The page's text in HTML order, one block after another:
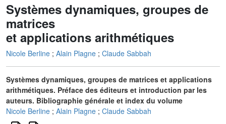
Systèmes dynamiques, groupes de
matrices
et applications arithmétiques
Nicole Berline ; Alain Plagne ; Claude Sabbah
Systèmes dynamiques, groupes de matrices et applications
arithmétiques. Préface des éditeurs et introduction par les
auteurs. Bibliographie générale et index du volume
Nicole Berline ; Alain Plagne ; Claude Sabbah